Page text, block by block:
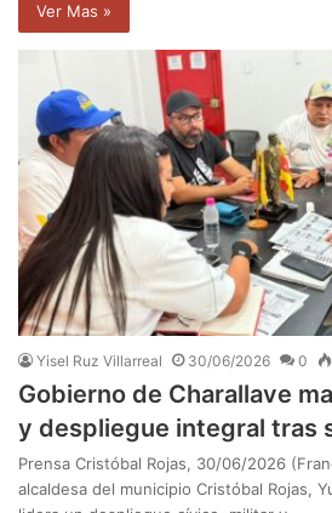
Ver Mas »
Yisel Ruz Villarreal 30/06/2026 0
Gobierno de Charallave
y despliegue integral tras
Prensa Cristóbal Rojas, 30/06/2026
alcaldesa del municipio Cristóbal Rojas,